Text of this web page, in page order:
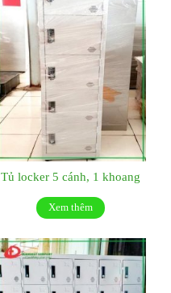
Tủ locker 5 cánh, 1 khoang
Xem thêm